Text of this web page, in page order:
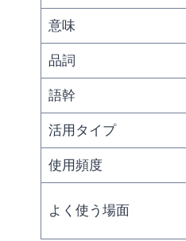
意味
品詞
語幹
活用タイプ
使用頻度
よく使う場面